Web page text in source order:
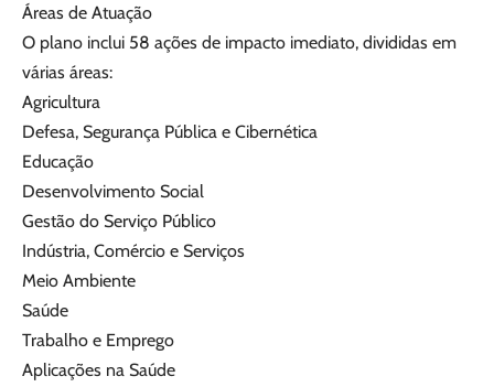
Áreas de Atuação
O plano inclui 58 ações de impacto imediato, divididas em
várias áreas:
Agricultura
Defesa, Segurança Pública e Cibernética
Educação
Desenvolvimento Social
Gestão do Serviço Público
Indústria, Comércio e Serviços
Meio Ambiente
Saúde
Trabalho e Emprego
Aplicações na Saúde